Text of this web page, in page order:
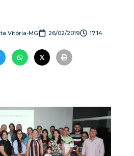
Vitória-MG 26/02/2019 17:14